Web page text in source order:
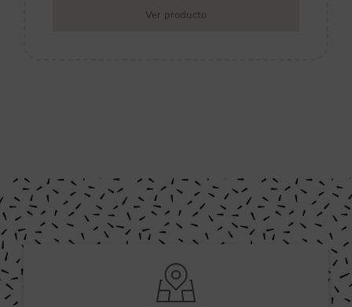
Ver producto